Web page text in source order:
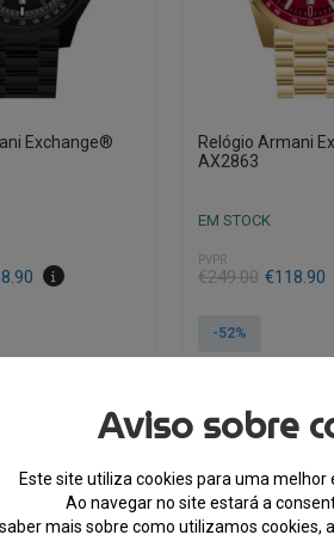
Exchange®
Relógio Armani
AX2863
EM STOCK
PVPR
€249.00
O
original
era:
€118.90
O
atual
é:
-52%
A 24Aviso sobre
Este site utiliza cookies para uma melhor
Ao navegar no site estará a
mais sobre como utilizamos cookies,